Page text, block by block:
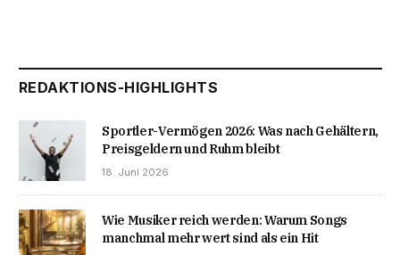
REDAKTIONS-HIGHLIGHTS
Sportler-Vermögen 2026: Was nach Gehältern,
Preisgeldern und Ruhm bleibt
18. Juni 2026
Wie Musiker reich werden: Warum Songs
manchmal mehr wert sind als ein Hit